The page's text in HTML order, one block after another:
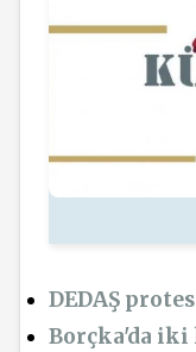
DEDAŞ
Borçka'da iki